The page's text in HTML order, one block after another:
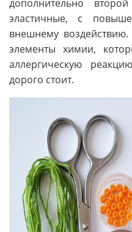
дополнительно
эластичные, с
внешнему
элементы химии,
аллергическую
дорого стоит.